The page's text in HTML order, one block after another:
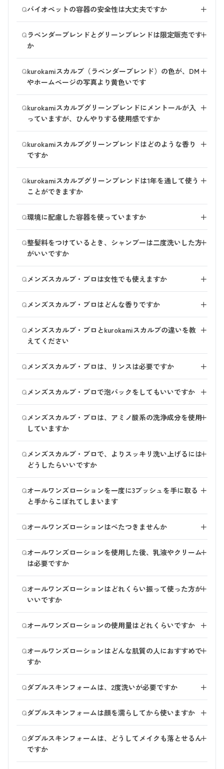
仕上りはしっとりです。
【ポイント】ラベンダーブレンドは、オリジナルをベー
スにした香り違いです。泡立ち、洗浄力、仕上がりなど
はオリジナルと同じです。
やかです。
【ポイント】グリーンブレンドは、オリジナルと成分の
配合が一部異なります。フケ・かゆみ・ニオイに着目し
た成分などをプラスしています。
たが バイオペットは植物由来のバイオエタノールを原
料の一部として使用しています。
CO2の削減についても配慮されており、サトウキビから
砂糖を作るときの副産物を利用するため食糧を犠牲にす
ることもありません。
Qバイオペットの容器の安全性は大丈夫ですか
＋
Qラベンダーブレンドとグリーンブレンドは限定販売です
か
＋
ブレンド）は、 定番品としてご用意しております。 気
分や季節にあわせて、お楽しみください。
Qkurokamiスカルプ（ラベンダーブレンド）の色が、DM
やホームページの写真より黄色いです
＋
商品は天然由来の素材からお作りしているため 商品の
色に若干差が生じることがあります。品質には問題あり
ませんので、ご安心ください。
表面のロゴの下に、「lavender blend」と記載があるも
のは、ラベンダーの香りのシャンプーです。
Qkurokamiスカルプグリーンブレンドにメントールが入
っていますが、ひんやりする使用感ですか
＋
きり感があり爽やかな使い心地です。
Qkurokamiスカルプグリーンブレンドはどのような香り
ですか
＋
わやかなシトラスの香りです。
オリジナルの柑橘系とはひとあじ違う香りをお楽しみい
ただけます。
Qkurokamiスカルプグリーンブレンドは1年を通して使う
ことができますか
＋
等、さわやかさを感じたいときにぴったりのシャンプー
です。
Q環境に配慮した容器を使っていますか
＋
す。
※2024年6月現在
・kurokamiスカルプ（オリジナル）
・kurokamiスカルプ（ラベンダーブレンド）
・kurokamiスカルプ（グリーンブレンド）
・スキンバリアミルク
他の商品についても、随時検討を進めております。
Q整髪料をつけているとき、シャンプーは二度洗いした方
がいいですか
＋
おります。
特に、メンズスカルプ・プロは整髪料もすっきり落ちる
ようにとお作りしているシャンプーです。 もし一度で
落ちにくい場合は、二度洗いをしていただくか、 シャ
ンプー前の予洗い（シャワーでしっかりと流す）をしっ
かりしていただくと泡立ちが良くなり、すっきり洗い上
Qメンズスカルプ・プロは女性でも使えますか
＋
っかり落とすため、髪が長い場合はきしみが気になる場
合がございます。 髪の長いお客様がメンズスカルプ・
プロをお使いになる場合は、トリートメントも合わせて
お使いいただくと、髪がしっとりまとまります。
女性のお客様で、さわやかな使用感がお好きな場合に
は、 「kurokamiスカルプ（グリーンブレンド）」
Qメンズスカルプ・プロはどんな香りですか
＋
ンドした、クールなシトラスミントの香りです。
Qメンズスカルプ・プロとkurokamiスカルプの違いを教
えてください
＋
とを考えたシャンプーで、髪のまとまりやしっとりした
仕上がりが特徴です。
「メンズスカルプ・プロ」は、男性の髪や頭皮のことを
考え kurokamiスカルプに比べると清涼感のある、すっ
きりした洗い上がりです。
Qメンズスカルプ・プロは、リンスは必要ですか
＋
ブレンドして、シャンプー１本でもきしみにくい仕上り
になっています。
Qメンズスカルプ・プロで泡パックをしてもいいですか ＋
頭皮の汚れがより落ちやすくなります。
Qメンズスカルプ・プロは、アミノ酸系の洗浄成分を使用
していますか
＋
です。
Qメンズスカルプ・プロで、よりスッキリ洗い上げるには
どうしたらいいですか
＋
に栄養を与えるイメージで洗ってみてください。
量は1回目1プッシュ、2回目0.5プッシュを目安にご使用
ください。（髪の量に合わせて調整してください）
■泡パック 泡パックをすると、頭皮の汚れがより落ち
やすくなります。
Qオールワンズローションを一度に3プッシュを手に取る
と手からこぼれてしまいます
＋
ませてお使いください。
Qオールワンズローションはべたつきませんか
＋
す。 スキンケアは毎日のことですから、できるだけ手
間をかけずお使いいただけるように 肌に浸透※しやす
い成分(フルボ酸)を配合しています。
※角質層まで
Qオールワンズローションを使用した後、乳液やクリーム
は必要ですか
＋
で、乳液やクリームは基本的に必要ありません。 物足
りない場合は、オールワンズローションを重ね付けする
ことをおすすめします。
Qオールワンズローションはどれくらい振って使った方が
いいですか
＋
Qオールワンズローションの使用量はどれくらいですか ＋
あふれるため、1プッシュずつ様子を見ながら量を加減
してください。
Qオールワンズローションはどんな肌質の人におすすめで
すか
＋
Qダブルスキンフォームは、2度洗いが必要ですか
＋
っかりメイクをした日は、2度洗いをおすすめいたしま
す。
Qダブルスキンフォームは顔を濡らしてから使いますか ＋
たあと、適量（朝１~２プッシュ、夜２~３プッシュ）
を手にとり、顔全体に広げます。 その後、泡がなくな
るまでしっかりと洗い流してください。
Qダブルスキンフォームは、どうしてメイクも落とせるん
ですか
＋